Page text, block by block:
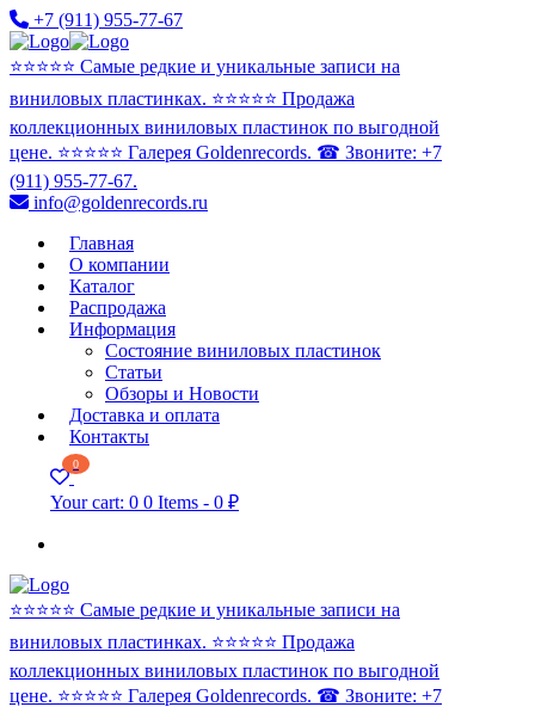
+7 (911) 955-77-67
⭐️⭐️⭐️⭐️⭐️ Самые редкие и уникальные записи на
виниловых пластинках. ⭐️⭐️⭐️⭐️⭐️ Продажа
коллекционных виниловых пластинок по выгодной
цене. ⭐️⭐️⭐️⭐️⭐️ Галерея Goldenrecords. ☎ Звоните: +7
(911) 955-77-67.
info@goldenrecords.ru
Главная
О компании
Каталог
Распродажа
Информация
Состояние виниловых пластинок
Статьи
Обзоры и Новости
Доставка и оплата
Контакты
0
Your cart: 0 0 Items - 0 ₽
⭐️⭐️⭐️⭐️⭐️ Самые редкие и уникальные записи на
виниловых пластинках. ⭐️⭐️⭐️⭐️⭐️ Продажа
коллекционных виниловых пластинок по выгодной
цене. ⭐️⭐️⭐️⭐️⭐️ Галерея Goldenrecords. ☎ Звоните: +7